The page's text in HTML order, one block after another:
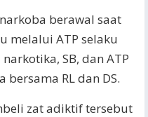
berawal saat
melalui ATP selaku
SB, dan ATP
RL dan DS.
zat adiktif tersebut